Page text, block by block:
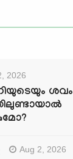
2026
ശവം
Aug 2, 2026